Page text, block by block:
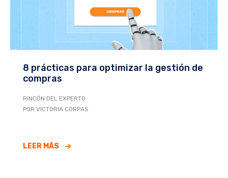
8 prácticas para optimizar la gestión de
compras
RINCÓN DEL EXPERTO
POR VICTORIA CORPAS
LEER MÁS